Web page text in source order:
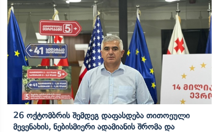
26 Ოქტომბრის Შემდეგ Დაფასდება Თითოეული
Მევენახის, Ნებისმიერი Ადამიანის Შრომა Და